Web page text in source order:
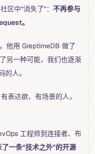
中“消失了”： 不再参与
。
他用 GreptimeDB 做了
另一种可能，我们也逐渐
人。
表达欲、有场景的人，
工程师到连接者、布
一条“技术之外”的开源